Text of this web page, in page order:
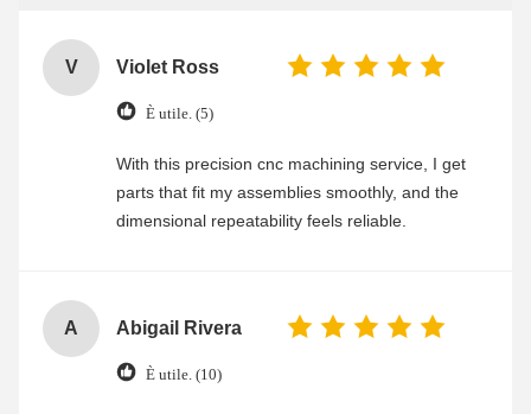
V Violet Ross
È utile. (5)
With this precision cnc machining service, I get
parts that fit my assemblies smoothly, and the
dimensional repeatability feels reliable.
A Abigail Rivera
È utile. (10)